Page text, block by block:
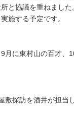
と協議を重ねました
施する予定です。
月に東村山の百才、
敷探訪を酒井が担当